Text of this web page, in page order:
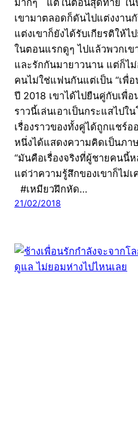
เขามาตลอดก็ดันไปแต่งงาน
แต่งเขาก็ยังได้รับเกียรติให้ไ
ในตอนแรกดูๆ ไปแล้วพวกเ
และรักกันมายาวนาน แต่ก็ไ
คนไม่ใช่แฟนกันแต่เป็น “เพื่
ปี 2018 เขาได้ไปยืนคู่กับเพื่อ
ราวนี้เล่นเอาเป็นกระแสไป
เรื่องราวของทั้งคู่ได้ถูกแชร์
หนึ่งได้แสดงความคิดเป็นภา
“มันคือเรื่องจริงที่ผู้ชายคนนี้
แต่ว่าความรู้สึกของเขาก็ไม่เ
#เหมียวฝึกหัด…
21/02/2018